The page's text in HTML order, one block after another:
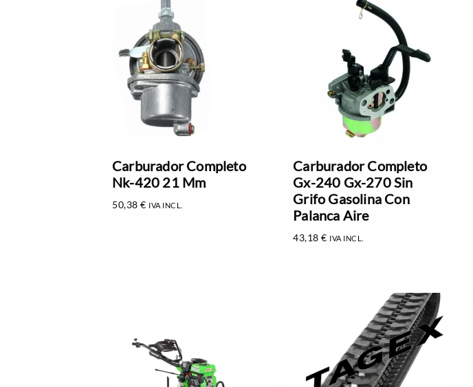
Carburador Completo
Nk-420 21 Mm
50,38 € IVA INCL.
Carburador Completo
Gx-240 Gx-270 Sin
Grifo Gasolina Con
Palanca Aire
43,18€ IVA INCL.